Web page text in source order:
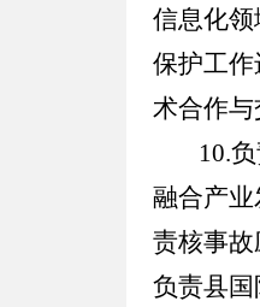
信息化
保护工
术合作
10.
融合产
责核事
负责县